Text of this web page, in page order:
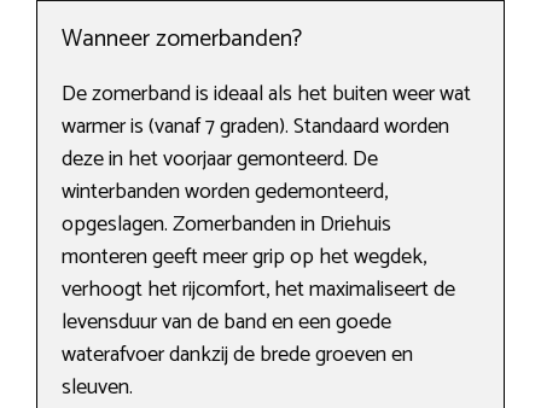
Wanneer zomerbanden?
De zomerband is ideaal als het buiten weer wat
warmer is (vanaf 7 graden). Standaard worden
deze in het voorjaar gemonteerd. De
winterbanden worden gedemonteerd,
opgeslagen. Zomerbanden in Driehuis
monteren geeft meer grip op het wegdek,
verhoogt het rijcomfort, het maximaliseert de
levensduur van de band en een goede
waterafvoer dankzij de brede groeven en
sleuven.